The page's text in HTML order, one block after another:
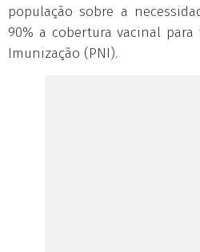
população sobre a
90% a cobertura vacinal
Imunização (PNI).